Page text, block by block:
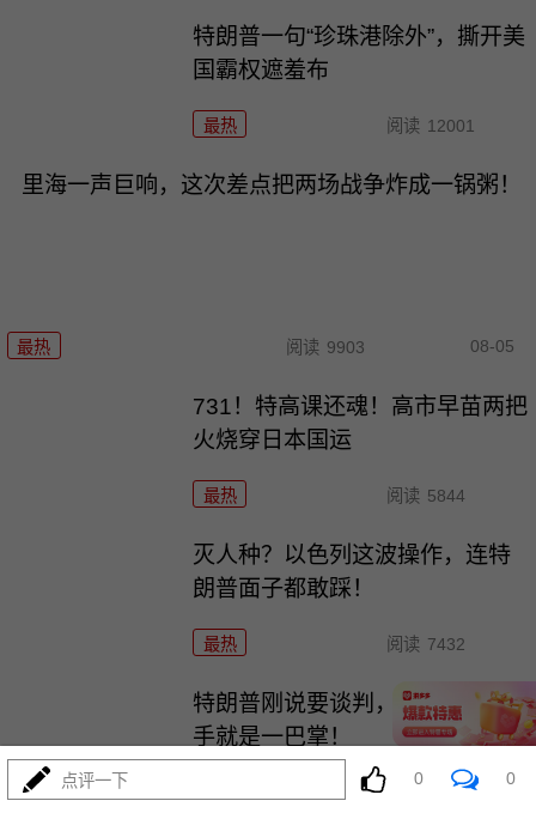
特朗普一句“珍珠港除外”，撕开美
国霸权遮羞布
最热 阅读 12001
里海一声巨响，这次差点把两场战争炸成一锅粥！
最热 阅读 9903 08-05
731！特高课还魂！高市早苗两把
火烧穿日本国运
最热 阅读 5844
灭人种？以色列这波操作，连特
朗普面子都敢踩！
最热 阅读 7432
特朗普刚说要谈判，伊朗又是反
手就是一巴掌！
6268
点评一下 0 0